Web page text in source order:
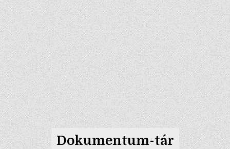
Dokumentum-tár